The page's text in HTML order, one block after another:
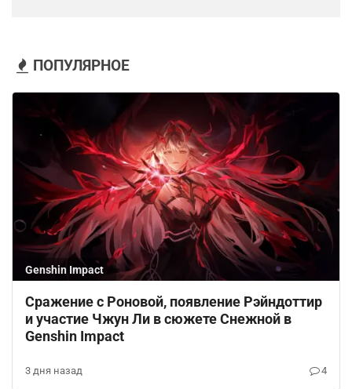
ПОПУЛЯРНОЕ
Genshin Impact
Сражение с Роновой, появление Рэйндоттир
и участие Чжун Ли в сюжете Снежной в
Genshin Impact
3 дня назад 4